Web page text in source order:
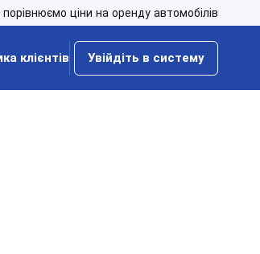
ціни на оренду автомобілів
клієнтів Увійдіть в систему